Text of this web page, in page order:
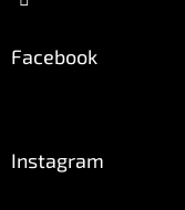
Facebook
Instagram